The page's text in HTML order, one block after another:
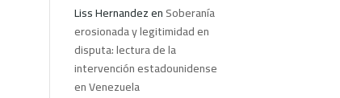
Liss HernandezenSoberanía
erosionada y legitimidad en
disputa: lectura de la
intervención estadounidense
en Venezuela